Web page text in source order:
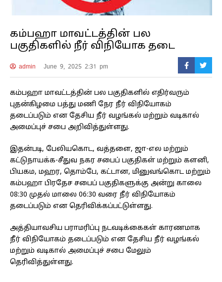
கம்பஹா மாவட்டத்தின் பல
பகுதிகளில் நீர் விநியோக தடை
admin June 9, 2025 2:31 pm
கம்பஹா மாவட்டத்தின் பல பகுதிகளில் எதிர்வரும்
புதன்கிழமை பத்து மணி நேர நீர் விநியோகம்
தடைப்படும் என தேசிய நீர் வழங்கல் மற்றும் வடிகால்
அமைப்புச் சபை அறிவித்துள்ளது.
இதன்படி, பேலியகொட, வத்தளை, ஜா-எல மற்றும்
கட்டுநாயக்க-சீதுவ நகர சபைப் பகுதிகள் மற்றும் களனி,
பியகம, மஹர, தொம்பே, கட்டான, மினுவங்கொட மற்றும்
கம்பஹா பிரதேச சபைப் பகுதிகளுக்கு அன்று காலை
08:30 முதல் மாலை 06:30 வரை நீர் விநியோகம்
தடைப்படும் என தெரிவிக்கப்பட்டுள்ளது.
அத்தியாவசிய பராமரிப்பு நடவடிக்கைகள் காரணமாக
நீர் விநியோகம் தடைப்படும் என தேசிய நீர் வழங்கல்
மற்றும் வடிகால் அமைப்புச் சபை மேலும்
தெரிவித்துள்ளது.